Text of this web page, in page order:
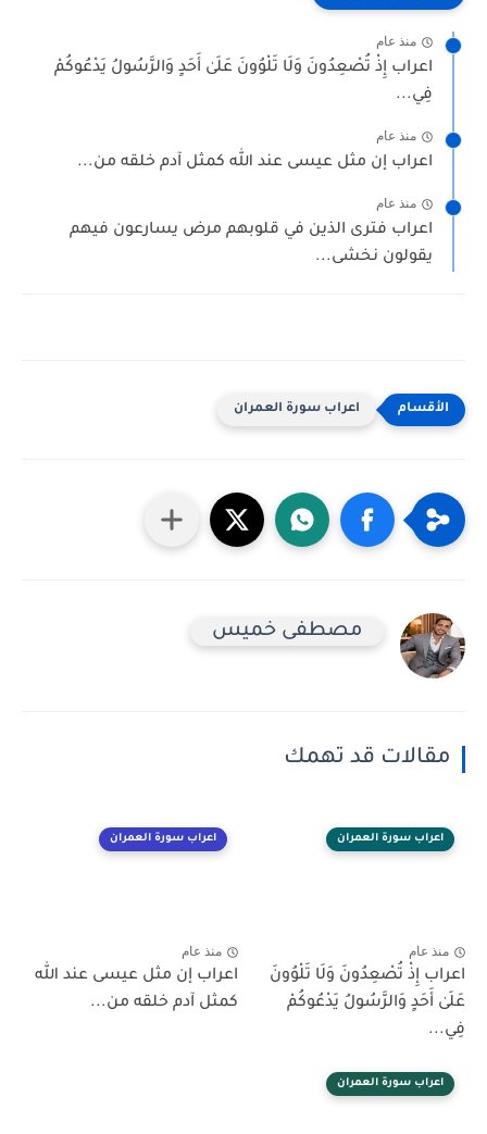
منذ عام
اعراب إِذْ تُصْعِدُونَ وَلَا تَلْوُونَ عَلَىٰ أَحَدٍ وَالرَّسُولُ يَدْعُوكُمْ
فِي...
منذ عام
اعراب إن مثل عيسى عند الله كمثل آدم خلقه من...
منذ عام
اعراب فترى الذين في قلوبهم مرض يسارعون فيهم
يقولون نخشى...
اعراب سورة العمران
مصطفى خميس
مقالات قد تهمك
اعراب سورة العمران
منذ عام
اعراب إِذْ تُصْعِدُونَ وَلَا تَلْوُونَ
عَلَىٰ أَحَدٍ وَالرَّسُولُ يَدْعُوكُمْ
فِي...
اعراب سورة العمران
منذ عام
اعراب إن مثل عيسى عند الله
كمثل آدم خلقه من...
اعراب سورة العمران